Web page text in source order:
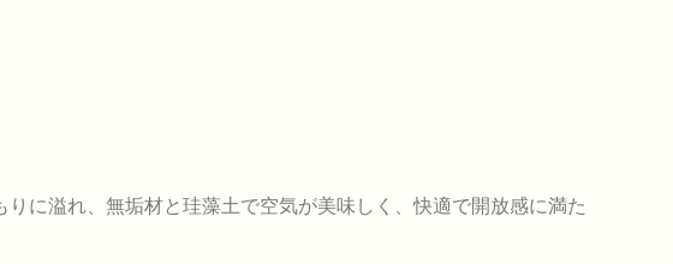
に溢れ、無垢材と珪藻土で空気が美味しく、快適で開放感に満た